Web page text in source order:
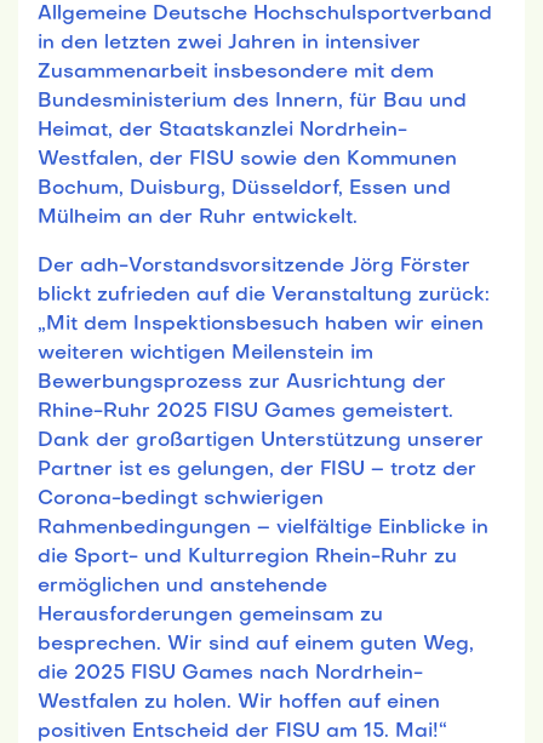
Allgemeine Deutsche Hochschulsportverband
in den letzten zwei Jahren in intensiver
Zusammenarbeit insbesondere mit dem
Bundesministerium des Innern, für Bau und
Heimat, der Staatskanzlei Nordrhein-
Westfalen, der FISU sowie den Kommunen
Bochum, Duisburg, Düsseldorf, Essen und
Mülheim an der Ruhr entwickelt.
Der adh-Vorstandsvorsitzende Jörg Förster
blickt zufrieden auf die Veranstaltung zurück:
„Mit dem Inspektionsbesuch haben wir einen
weiteren wichtigen Meilenstein im
Bewerbungsprozess zur Ausrichtung der
Rhine-Ruhr 2025 FISU Games gemeistert.
Dank der großartigen Unterstützung unserer
Partner ist es gelungen, der FISU – trotz der
Corona-bedingt schwierigen
Rahmenbedingungen – vielfältige Einblicke in
die Sport- und Kulturregion Rhein-Ruhr zu
ermöglichen und anstehende
Herausforderungen gemeinsam zu
besprechen. Wir sind auf einem guten Weg,
die 2025 FISU Games nach Nordrhein-
Westfalen zu holen. Wir hoffen auf einen
positiven Entscheid der FISU am 15. Mai!“